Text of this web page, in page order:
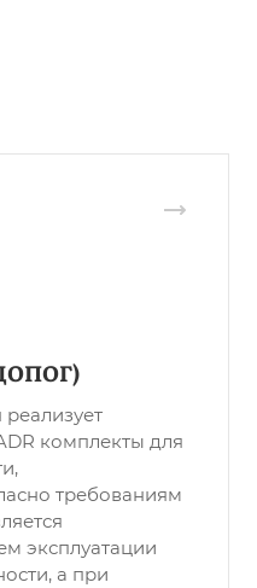
комплекты для
требованиям
эксплуатации
а при